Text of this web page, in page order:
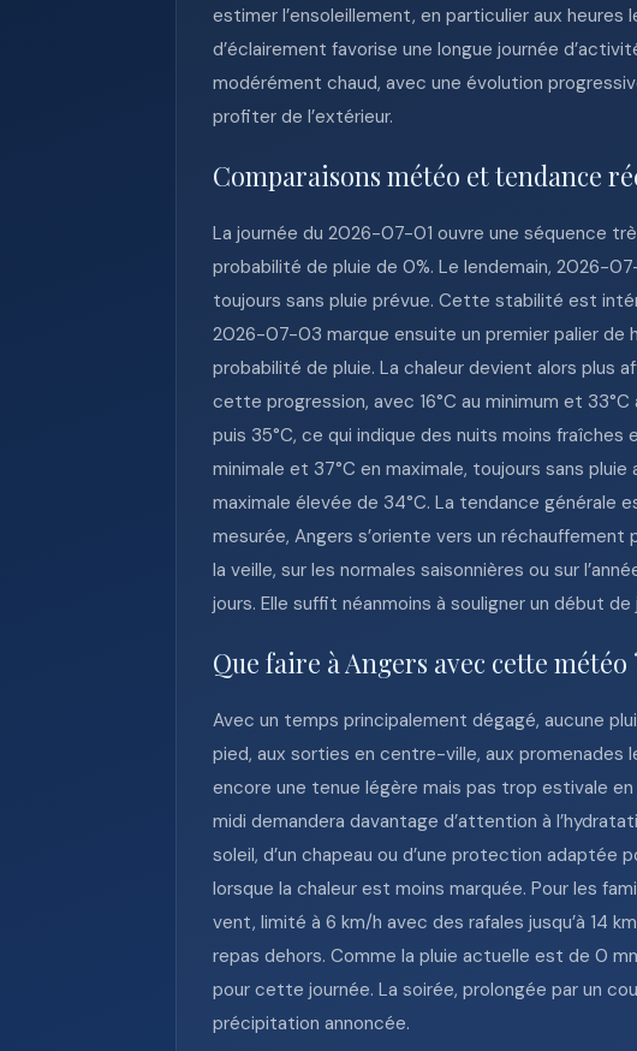
estimer l’ensoleillement, en particulier aux
d’éclairement favorise une longue journée
modérément chaud, avec une évolution
profiter de l’extérieur.
Comparaisons météo et tendance
La journée du 2026-07-01 ouvre une séquence
probabilité de pluie de 0%. Le lendemain, 2026-
toujours sans pluie prévue. Cette stabilité est
2026-07-03 marque ensuite un premier palier de
probabilité de pluie. La chaleur devient alors plus
cette progression, avec 16°C au minimum et
puis 35°C, ce qui indique des nuits moins
minimale et 37°C en maximale, toujours sans
maximale élevée de 34°C. La tendance générale
mesurée, Angers s’oriente vers un
la veille, sur les normales saisonnières ou sur
jours. Elle suffit néanmoins à souligner un début
Que faire à Angers avec cette météo
Avec un temps principalement dégagé, aucune
pied, aux sorties en centre-ville, aux promenades
encore une tenue légère mais pas trop estivale
midi demandera davantage d’attention à
soleil, d’un chapeau ou d’une protection
lorsque la chaleur est moins marquée. Pour les
vent, limité à 6 km/h avec des rafales jusqu’à 14
repas dehors. Comme la pluie actuelle est de 0
pour cette journée. La soirée, prolongée par un
précipitation annoncée.